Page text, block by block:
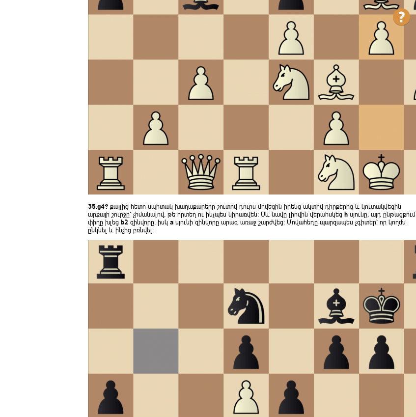
35.g4?քայլից հետո սպիտակ խաղաքարերը շուտով դուրս մղվեցին իրենց ակտիվ դիրքերից և կուտակվեցին
արքայի շուրջը՝ չիմանալով, թե որտեղ ու ինչպես կիրառվեն։ Սև նավը լիովին վերահսկեց hսյունը, այդ ընթացքում
փիղը խլեց b2 զինվորը, իսկ aսյունի զինվորը արագ առաջ շարժվեց։ Մովահեդը պարզապես չգիտեր՝ որ կողմն
ընկնել և ինչից բռնվել։